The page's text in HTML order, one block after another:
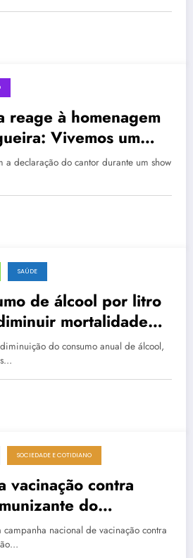
reage à homenagem
Vivemos um
a declaração do cantor durante um show
SAÚDE
de álcool por litro
mortalidade
do consumo anual de álcool,
SOCIEDADE E COTIDIANO
vacinação contra
do
quem pode se
nacional de vacinação contra